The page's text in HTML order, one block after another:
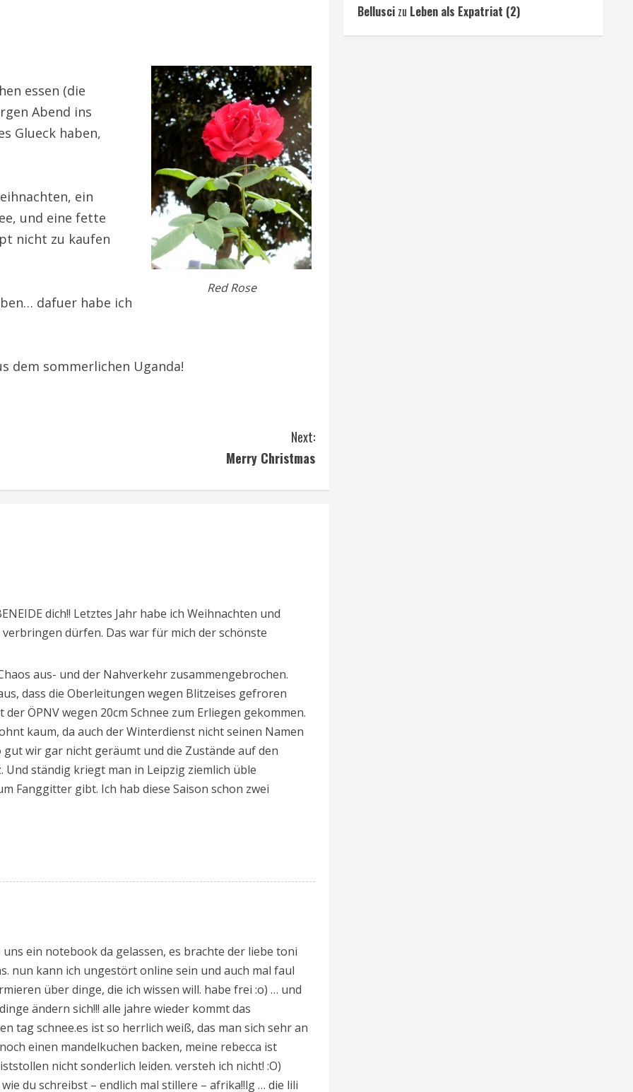
Red Rose
essen (die
Abend ins
Glueck haben,
ein
und eine fette
nicht zu kaufen
dafuer habe ich
dem sommerlichen Uganda!
Next:
Merry Christmas
dich!! Letztes Jahr habe ich Weihnachten und
dürfen. Das war für mich der schönste
aus- und der Nahverkehr zusammengebrochen.
dass die Oberleitungen wegen Blitzeises gefroren
ÖPNV wegen 20cm Schnee zum Erliegen gekommen.
kaum, da auch der Winterdienst nicht seinen Namen
wir gar nicht geräumt und die Zustände auf den
ständig kriegt man in Leipzig ziemlich üble
Fanggitter gibt. Ich hab diese Saison schon zwei
ein notebook da gelassen, es brachte der liebe toni
nun kann ich ungestört online sein und auch mal faul
über dinge, die ich wissen will. habe frei :o) … und
ändern sich!!! alle jahre wieder kommt das
tag schnee.es ist so herrlich weiß, das man sich sehr an
einen mandelkuchen backen, meine rebecca ist
nicht sonderlich leiden. versteh ich nicht! :O)
du schreibst – endlich mal stillere – afrika!!lg … die lili
Bellusci zu Leben als Expatriat (2)